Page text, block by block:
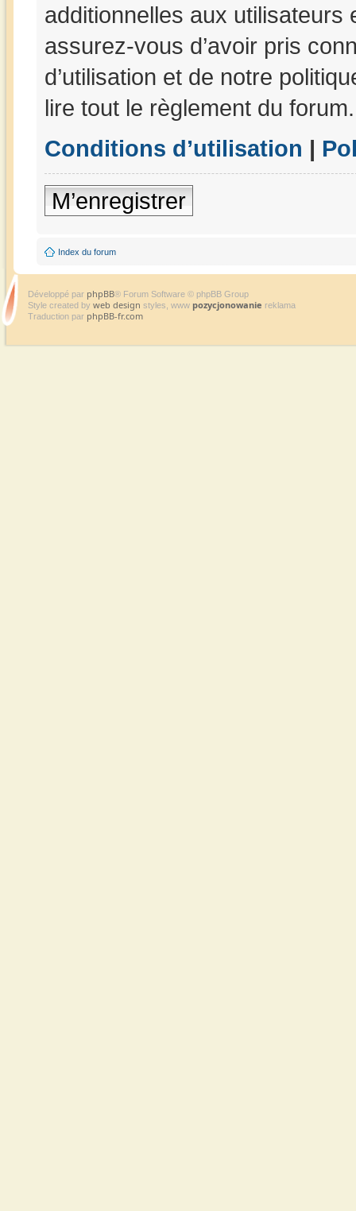
additionnelles aux utilisateurs
assurez-vous d’avoir pris
d’utilisation et de notre
lire tout le règlement du forum.
Conditions d’utilisation |
M’enregistrer
Index du forum
Développé par phpBB® Forum Software © phpBB Group
Style created by web design styles, www pozycjonowanie reklama
Traduction par phpBB-fr.com